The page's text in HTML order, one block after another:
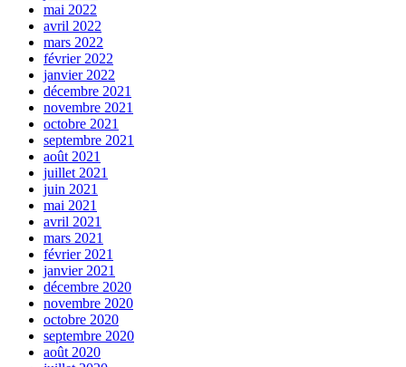
mai 2022
avril 2022
mars 2022
février 2022
janvier 2022
décembre 2021
novembre 2021
octobre 2021
septembre 2021
août 2021
juillet 2021
juin 2021
mai 2021
avril 2021
mars 2021
février 2021
janvier 2021
décembre 2020
novembre 2020
octobre 2020
septembre 2020
août 2020